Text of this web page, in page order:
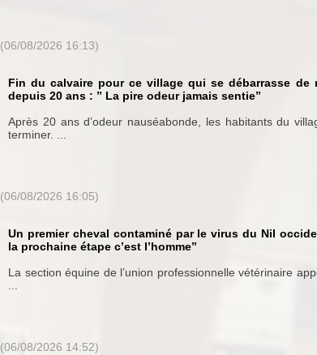
(06/08/2026 16:13)
Fin du calvaire pour ce village qui se débarrasse
depuis 20 ans : ” La pire odeur jamais sentie”
Après 20 ans d’odeur nauséabonde, les habitants du
terminer. ...
(06/08/2026 16:05)
Un premier cheval contaminé par le virus du Nil
la prochaine étape c’est l’homme”
La section équine de l’union professionnelle vétérinaire
...
(06/08/2026 14:52)